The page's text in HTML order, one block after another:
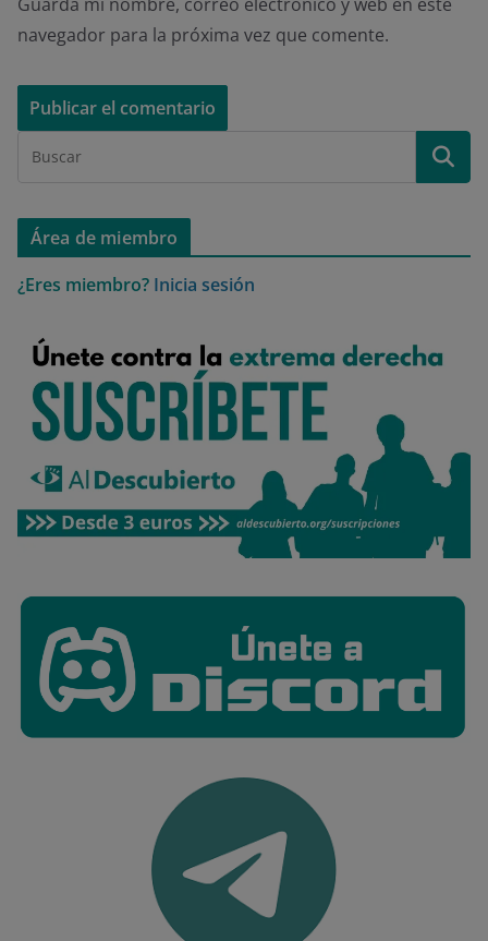
navegador para la próxima vez que comente.
Área de miembro
¿Eres miembro? Inicia sesión